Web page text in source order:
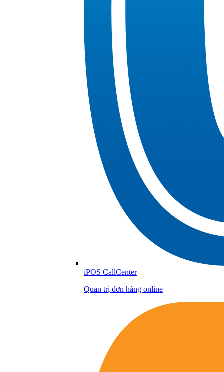
iPOS CallCenter
Quản trị đơn hàng online